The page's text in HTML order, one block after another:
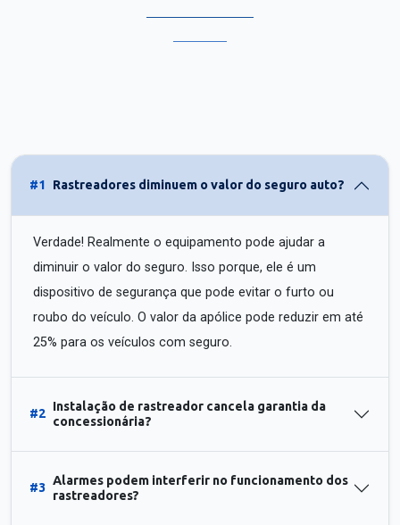
#1 Rastreadores diminuem o valor do seguro auto?
Verdade! Realmente o equipamento pode ajudar a
diminuir o valor do seguro. Isso porque, ele é um
dispositivo de segurança que pode evitar o furto ou
roubo do veículo. O valor da apólice pode reduzir em até
25% para os veículos com seguro.
#2
Instalação de rastreador cancela garantia da
concessionária?
#3
Alarmes podem interferir no funcionamento dos
rastreadores?